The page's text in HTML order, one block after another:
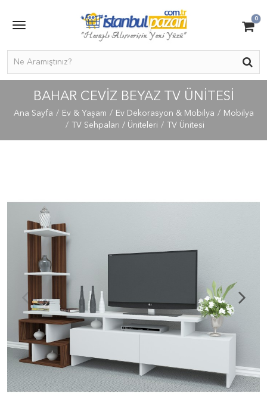
0
BAHAR CEVIZ BEYAZ TV ÜNITESI
Ana Sayfa Ev & Yaşam Ev Dekorasyon & Mobilya
Mobilya
TV Sehpaları / Üniteleri
TV Ünitesi